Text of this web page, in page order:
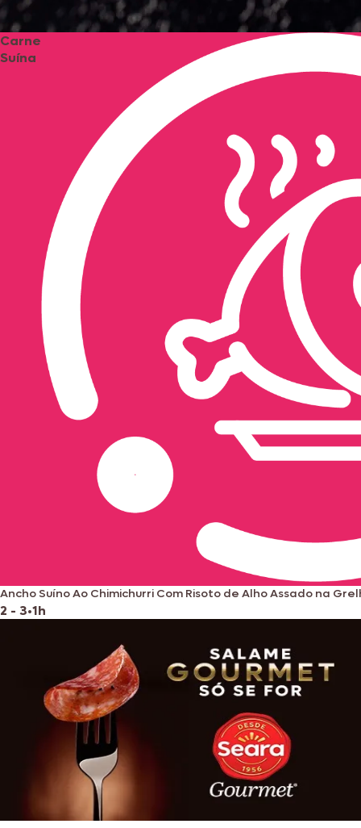
Carne
Suína
Ancho Suíno Ao Chimichurri Com Risoto de Alho Assado na
2 - 3•1h